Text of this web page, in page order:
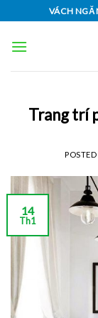
to
content
VÁCH
Trang trí
14
Th1